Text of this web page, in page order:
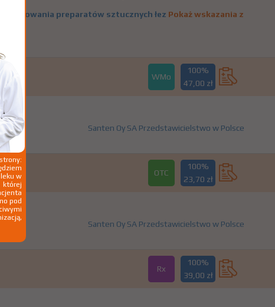
stosowania preparatów sztucznych łez Pokaż wskazania z
WMo
100%
47,00 zł
Santen Oy SA Przedstawicielstwo w Polsce
OTC
100%
23,70 zł
Santen Oy SA Przedstawicielstwo w Polsce
Rx
100%
39,00 zł
w
której
pod